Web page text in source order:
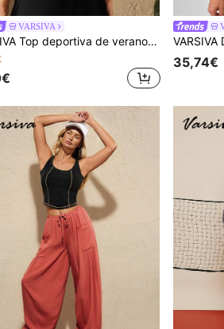
VARSIVA
VARSIVA Top deportiva de verano para exteriores básica sin espalda con jersey, Top de yoga, Top para mujeres de gimnasio
35,74€